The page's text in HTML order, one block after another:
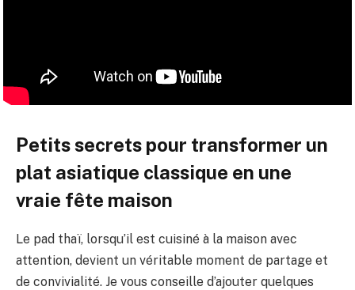
Petits secrets pour transformer un
plat asiatique classique en une
vraie fête maison
Le pad thaï, lorsqu’il est cuisiné à la maison avec
attention, devient un véritable moment de partage et
de convivialité. Je vous conseille d’ajouter quelques